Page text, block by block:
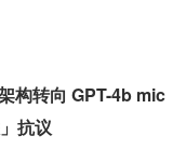
构转向 GPT-4b mic
抗议